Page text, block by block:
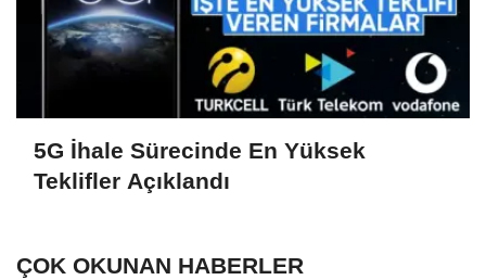
5G İhale Sürecinde En Yüksek
Teklifler Açıklandı
ÇOK OKUNAN HABERLER